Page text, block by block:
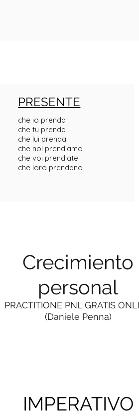
PRESENTE
che io prenda
che tu prenda
che lui prenda
che noi prendiamo
che voi prendiate
che loro prendano
Crecimiento
personal
PRACTITIONE PNL GRATIS
(Daniele Penna)
IMPERATIVO